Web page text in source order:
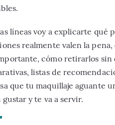
líneas voy a explicarte
realmente valen la
cómo retirarlos sin
listas de
que tu maquillaje aguante
gustar y te va a servir.